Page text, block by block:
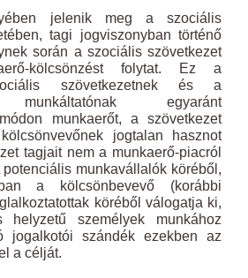
jelenik meg a szociális
tagi jogviszonyban történő
során a szociális szövetkezet
kölcsönzést folytat. Ez a
szövetkezetnek és a
munkáltatónak egyaránt
módon munkaerőt, a szövetkezet
jogtalan hasznot
tagjait nem a munkaerő-piacról
munkavállalók köréből,
a kölcsönbevevő (korábbi
köréből válogatja ki,
helyzetű személyek munkához
jogalkotói szándék ezekben az
a célját.